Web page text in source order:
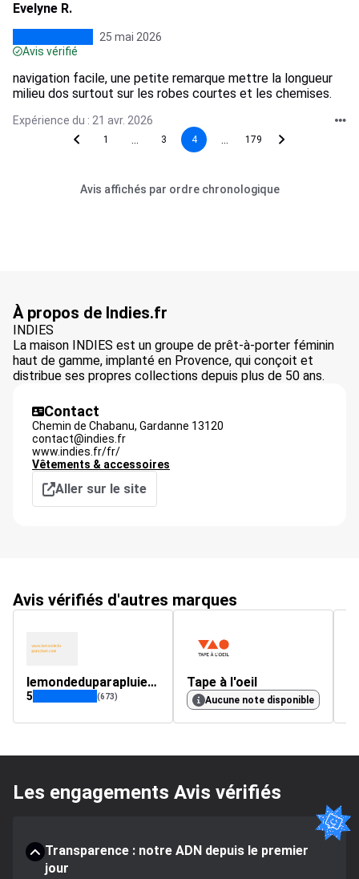
Evelyne R.
25 mai 2026
Avis vérifié
navigation facile, une petite remarque mettre la longueur
milieu dos surtout sur les robes courtes et les chemises.
Expérience du : 21 avr. 2026
1 3 4 179
Avis affichés par ordre chronologique
À propos de Indies.fr
INDIES
La maison INDIES est un groupe de prêt-à-porter féminin
haut de gamme, implanté en Provence, qui conçoit et
distribue ses propres collections depuis plus de 50 ans.
Contact
Chemin de Chabanu, Gardanne 13120
contact@indies.fr
www.indies.fr/fr/
Vêtements & accessoires
Aller sur le site
Avis vérifiés d'autres marques
lemondeduparapluie.com
5 (673)
Tape à l'oeil
Aucune note disponible
Les engagements Avis vérifiés
Transparence : notre ADN depuis le premier
jour